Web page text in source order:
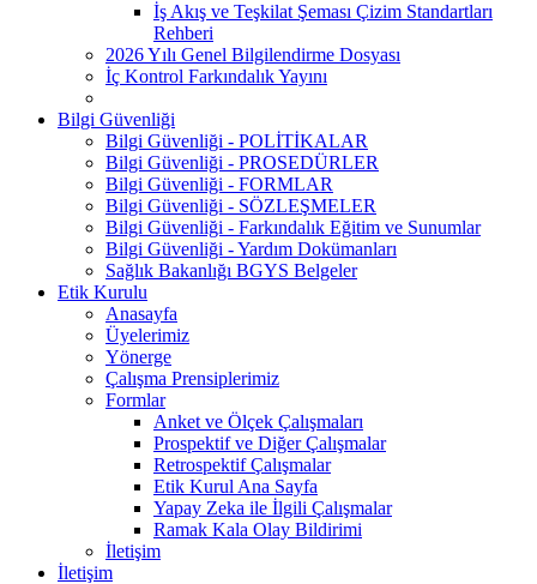
İş Akış ve Teşkilat Şeması Çizim Standartları
Rehberi
2026 Yılı Genel Bilgilendirme Dosyası
İç Kontrol Farkındalık Yayını
Bilgi Güvenliği
Bilgi Güvenliği - POLİTİKALAR
Bilgi Güvenliği - PROSEDÜRLER
Bilgi Güvenliği - FORMLAR
Bilgi Güvenliği - SÖZLEŞMELER
Bilgi Güvenliği - Farkındalık Eğitim ve Sunumlar
Bilgi Güvenliği - Yardım Dokümanları
Sağlık Bakanlığı BGYS Belgeler
Etik Kurulu
Anasayfa
Üyelerimiz
Yönerge
Çalışma Prensiplerimiz
Formlar
Anket ve Ölçek Çalışmaları
Prospektif ve Diğer Çalışmalar
Retrospektif Çalışmalar
Etik Kurul Ana Sayfa
Yapay Zeka ile İlgili Çalışmalar
Ramak Kala Olay Bildirimi
İletişim
İletişim